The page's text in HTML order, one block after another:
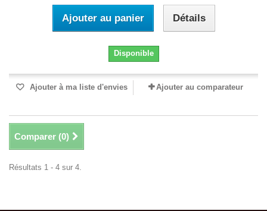
Ajouter au panier Détails
Disponible
Ajouter à ma liste d'envies Ajouter au comparateur
Comparer (0)
Résultats 1 - 4 sur 4.